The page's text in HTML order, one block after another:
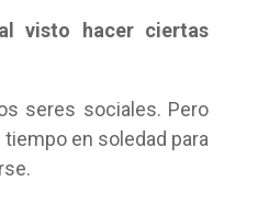
visto hacer ciertas
seres sociales. Pero
en soledad para